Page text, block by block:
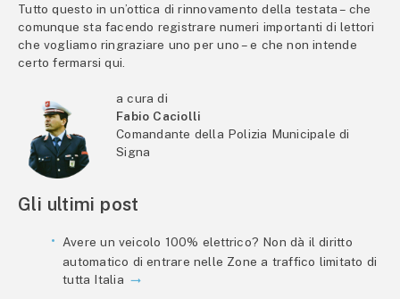
Tutto questo in un’ottica di rinnovamento della testata – che
comunque sta facendo registrare numeri importanti di lettori
che vogliamo ringraziare uno per uno – e che non intende
certo fermarsi qui.
a cura di
Fabio Caciolli
Comandante della Polizia Municipale di
Signa
Gli ultimi post
Avere un veicolo 100% elettrico? Non dà il diritto
automatico di entrare nelle Zone a traffico limitato di
tutta Italia